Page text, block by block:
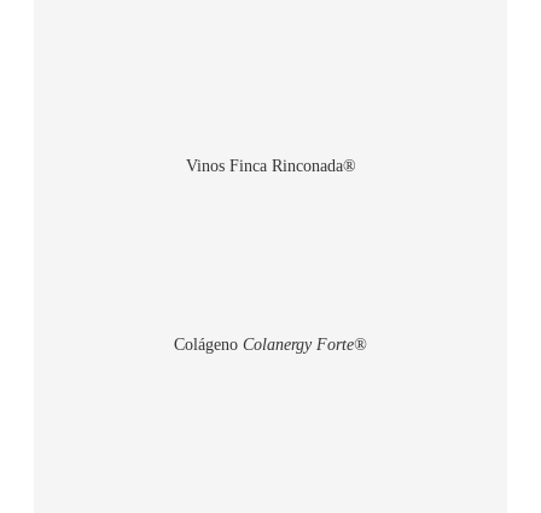
Vinos Finca Rinconada®
Colágeno Colanergy Forte®